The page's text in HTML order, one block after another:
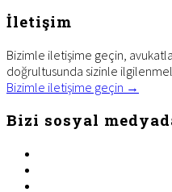
İletişim
Bizimle iletişime geçin,
doğrultusunda sizinle
Bizimle iletişime geçin →
Bizi sosyal